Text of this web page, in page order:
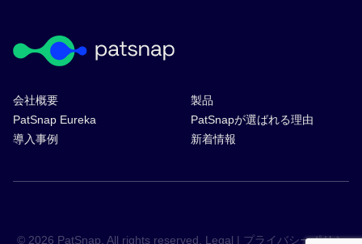
会社概要
製品
PatSnap Eureka
PatSnapが選ばれる理由
導入事例
新着情報
© 2026 PatSnap. All rights reserved. Legal | プライバシーポリシ